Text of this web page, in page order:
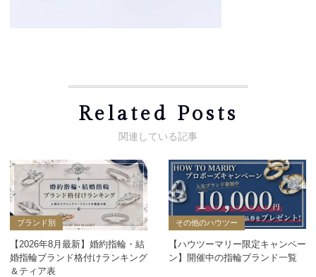
Related Posts
ブランド別
【2026年8月最新】婚約指輪・結
婚指輪ブランド格付けランキング
＆ティア表
その他のハウツー
【ハウツーマリー限定キャンペー
ン】開催中の指輪ブランド一覧